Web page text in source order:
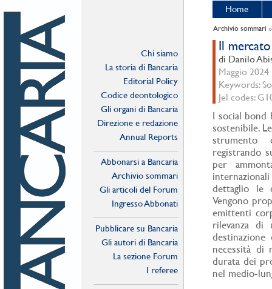
Chi siamo
La storia di Bancaria
Editorial Policy
Codice deontologico
Gli organi di Bancaria
Direzione e redazione
Annual Reports
Abbonarsi a Bancaria
Archivio sommari
Gli articoli del Forum
Ingresso Abbonati
Pubblicare su Bancaria
Gli autori di Bancaria
La sezione Forum
I referee
Home
Archivio sommari
Il
di Danilo
Maggio 2024
Keywords:
Jel codes:
I social bond
sostenibile.
strumento
registrando
per
dettaglio le
Vengono
emittenti
rilevanza di
necessità di
durata dei
nel medio-